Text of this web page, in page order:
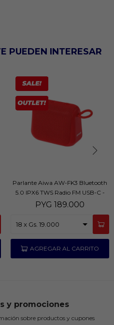
PUEDEN INTERESAR
Parlante Aiwa AW-FK3 Bluetooth
5.0 IPX6 TWS Radio FM USB-C -
Rojo
PYG 189.000
y promociones
sobre productos y cupones